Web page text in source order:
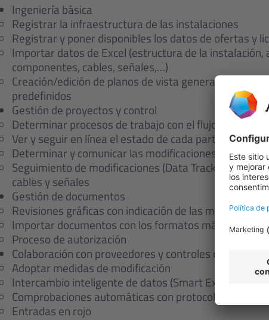
Ingeniería básica
Registrar la infraestructura de las instalaciones
Registrar y poner disponibles los datos de ofertas y
Importar datos de Excel (estructura de la instalación,
componentes, cables, señales,…)
Creación/edición de planos de vista general con
predefinidos
Gestión de proyectos y control
Determinar procesos de trabajo con el flujo de trabajo
Ver y seguir en línea el estado de cada parte de la
Determinar y comunicar las modificaciones
Seguimiento de modificaciones (Data Tracking) en, p.
cables y señales
Gestión de documentos
Revisiones gráficas con indicación de las
Importar documentos con los formatos más variados
Proceso de autorización
Colaboración con proveedores y controles de calidad
Adoptar medidas de modificación
Intercambio inteligente de datos (Smart Excel, Smart
Comprobaciones automáticas con protocolo de
Entradas en rojo